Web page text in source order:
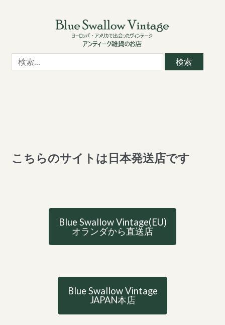
検
索:
こちらのサイトは日本発送店です
Blue Swallow Vintage(EU)
オランダから直送店
Blue Swallow Vintage
JAPAN本店